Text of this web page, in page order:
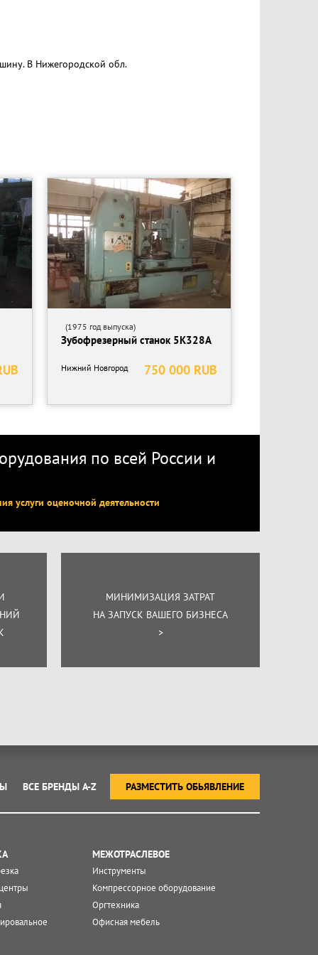
В Нижегородской обл.
(1975 год выпуска)
Зубофрезерный станок 5К328А
750 000 RUB
Нижний Новгород
по всей России и
услуги оценочной деятельности
МИНИМИЗАЦИЯ ЗАТРАТ
НА ЗАПУСК ВАШЕГО БИЗНЕСА
>
РАЗМЕСТИТЬ ОБЬЯВЛЕНИЕ
ВСЕ БРЕНДЫ A-Z
МЕЖОТРАСЛЕВОЕ
Инструменты
Компрессорное оборудование
Оргтехника
Офисная мебель